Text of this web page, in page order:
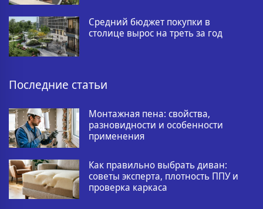
Средний бюджет покупки в
столице вырос на треть за год
Последние статьи
Монтажная пена: свойства,
разновидности и особенности
применения
Как правильно выбрать диван:
советы эксперта, плотность ППУ и
проверка каркаса